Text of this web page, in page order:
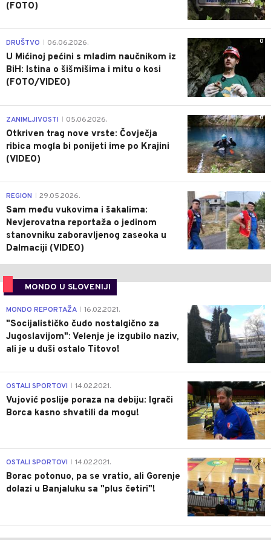
(FOTO)
0
DRUŠTVO 06.06.2026.
U Mićinoj pećini s mladim naučnikom iz
BiH: Istina o šišmišima i mitu o kosi
(FOTO/VIDEO)
0
ZANIMLJIVOSTI 05.06.2026.
Otkriven trag nove vrste: Čovječja
ribica mogla bi ponijeti ime po Krajini
(VIDEO)
0
REGION 29.05.2026.
Sam među vukovima i šakalima:
Nevjerovatna reportaža o jedinom
stanovniku zaboravljenog zaseoka u
Dalmaciji (VIDEO)
MONDO U SLOVENIJI
4
MONDO REPORTAŽA 16.02.2021.
"Socijalističko čudo nostalgično za
Jugoslavijom": Velenje je izgubilo naziv,
ali je u duši ostalo Titovo!
1
OSTALI SPORTOVI 14.02.2021.
Vujović poslije poraza na debiju: Igrači
Borca kasno shvatili da mogu!
3
OSTALI SPORTOVI 14.02.2021.
Borac potonuo, pa se vratio, ali Gorenje
dolazi u Banjaluku sa "plus četiri"!